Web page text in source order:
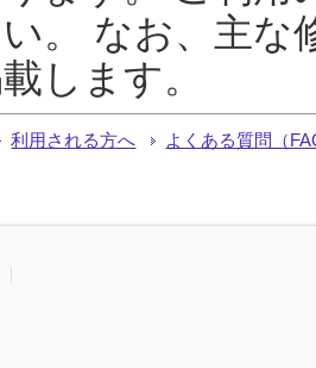
。 なお、主な
します。
利用される方へ よくある質問（